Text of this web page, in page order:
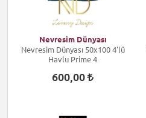
Nevresim Dünyası
Nevresim Dünyası 50x100 4'lü
Havlu Prime 4
600,00